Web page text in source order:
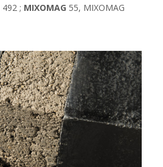
492 ; MIXOMAG 55, MIXOMAG